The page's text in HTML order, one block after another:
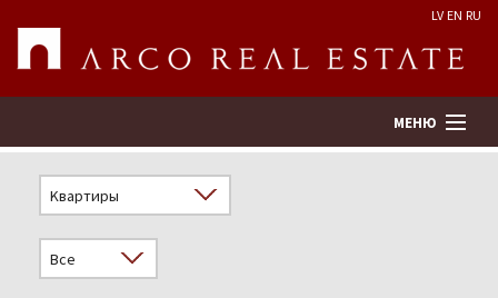
LV EN RU
МЕНЮ
Оценка недвижимости